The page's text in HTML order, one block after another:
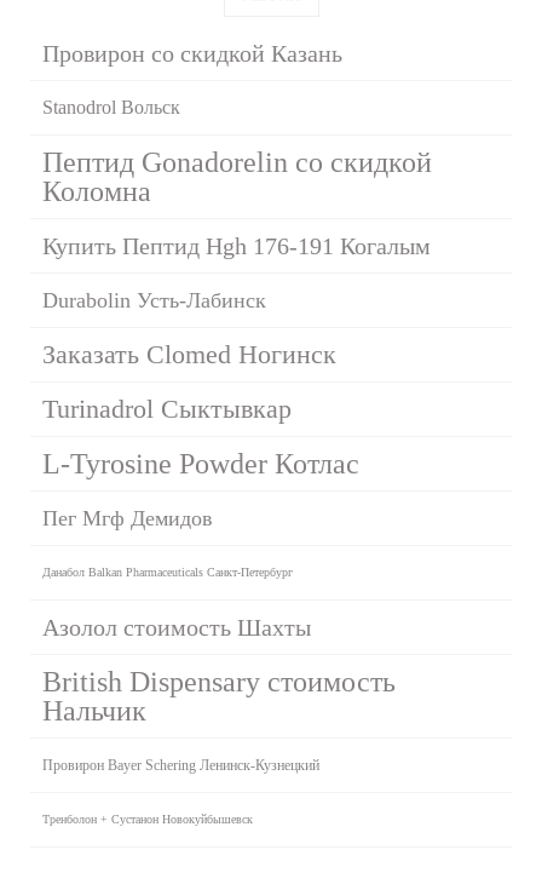
Провирон со скидкой Казань
Stanodrol Вольск
Пептид Gonadorelin со скидкой
Коломна
Купить Пептид Hgh 176-191 Когалым
Durabolin Усть-Лабинск
Заказать Clomed Ногинск
Turinadrol Сыктывкар
L-Tyrosine Powder Котлас
Пег Мгф Демидов
Данабол Balkan Pharmaceuticals Санкт-Петербург
Азолол стоимость Шахты
British Dispensary стоимость
Нальчик
Провирон Bayer Schering Ленинск-Кузнецкий
Тренболон + Сустанон Новокуйбышевск